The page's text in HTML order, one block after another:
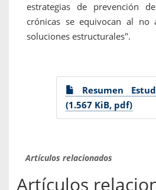
estrategias de prevención
crónicas se equivocan al no
soluciones estructurales".
Resumen
(1.567 KiB, pdf)
Artículos relacionados
Artículos